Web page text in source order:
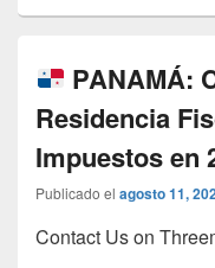
PANAMÁ:
Residencia
Impuestos en
Publicado el agosto 11,
Contact Us on